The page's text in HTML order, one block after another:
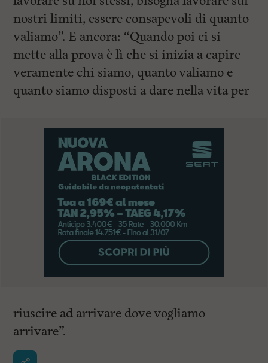
nostri limiti, essere consapevoli di quanto
valiamo”. E ancora: “Quando poi ci si
mette alla prova è lì che si inizia a capire
veramente chi siamo, quanto valiamo e
quanto siamo disposti a dare nella vita per
riuscire ad arrivare dove vogliamo
arrivare”.